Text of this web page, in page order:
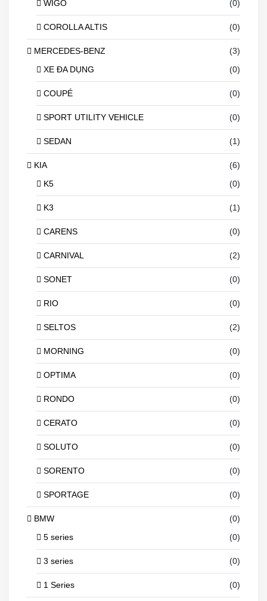
WIGO (0)
COROLLA ALTIS (0)
MERCEDES-BENZ
(3)
XE ĐA DỤNG
(0)
COUPÉ (0)
SPORT UTILITY VEHICLE (0)
SEDAN (1)
KIA
(6)
K5
(0)
K3 (1)
CARENS (0)
CARNIVAL (2)
SONET (0)
RIO (0)
SELTOS (2)
MORNING (0)
OPTIMA (0)
RONDO (0)
CERATO (0)
SOLUTO (0)
SORENTO (0)
SPORTAGE (0)
BMW
(0)
5 series
(0)
3 series (0)
1 Series (0)